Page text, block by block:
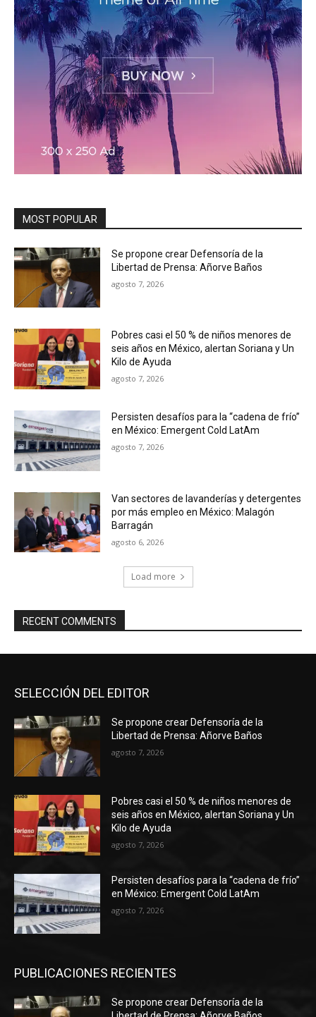
MOST POPULAR
Se propone crear Defensoría de la
Libertad de Prensa: Añorve Baños
agosto 7, 2026
Pobres casi el 50 % de niños menores de
seis años en México, alertan Soriana y Un
Kilo de Ayuda
agosto 7, 2026
Persisten desafíos para la “cadena de frío”
en México: Emergent Cold LatAm
agosto 7, 2026
Van sectores de lavanderías y detergentes
por más empleo en México: Malagón
Barragán
agosto 6, 2026
Load more
RECENT COMMENTS
SELECCIÓN DEL EDITOR
Se propone crear Defensoría de la
Libertad de Prensa: Añorve Baños
agosto 7, 2026
Pobres casi el 50 % de niños menores de
seis años en México, alertan Soriana y Un
Kilo de Ayuda
agosto 7, 2026
Persisten desafíos para la “cadena de frío”
en México: Emergent Cold LatAm
agosto 7, 2026
PUBLICACIONES RECIENTES
Se propone crear Defensoría de la